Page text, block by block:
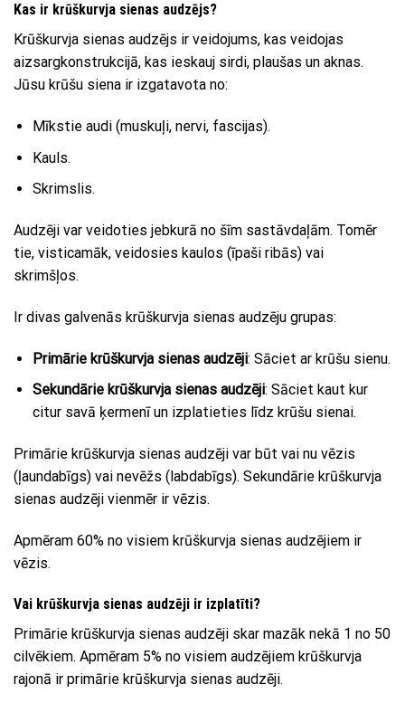
Kas ir krūškurvja sienas audzējs?
Krūškurvja sienas audzējs ir veidojums, kas veidojas
aizsargkonstrukcijā, kas ieskauj sirdi, plaušas un aknas.
Jūsu krūšu siena ir izgatavota no:
Mīkstie audi (muskuļi, nervi, fascijas).
Kauls.
Skrimslis.
Audzēji var veidoties jebkurā no šīm sastāvdaļām. Tomēr
tie, visticamāk, veidosies kaulos (īpaši ribās) vai
skrimšļos.
Ir divas galvenās krūškurvja sienas audzēju grupas:
Primārie krūškurvja sienas audzēji: Sāciet ar krūšu sienu.
Sekundārie krūškurvja sienas audzēji: Sāciet kaut kur
citur savā ķermenī un izplatieties līdz krūšu sienai.
Primārie krūškurvja sienas audzēji var būt vai nu vēzis
(ļaundabīgs) vai nevēžs (labdabīgs). Sekundārie krūškurvja
sienas audzēji vienmēr ir vēzis.
Apmēram 60% no visiem krūškurvja sienas audzējiem ir
vēzis.
Vai krūškurvja sienas audzēji ir izplatīti?
Primārie krūškurvja sienas audzēji skar mazāk nekā 1 no 50
cilvēkiem. Apmēram 5% no visiem audzējiem krūškurvja
rajonā ir primārie krūškurvja sienas audzēji.